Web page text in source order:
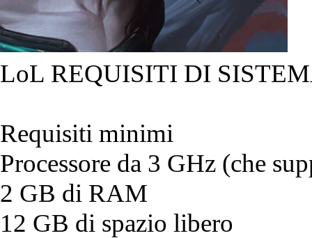
LoL REQUISITI DI
Requisiti minimi
Processore da 3 GHz (che
2 GB di RAM
12 GB di spazio libero